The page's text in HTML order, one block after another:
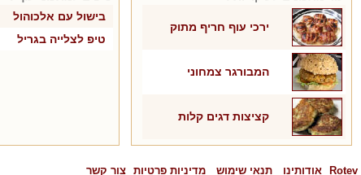
ירכי עוף חריף מתוק
המבורגר צמחוני
קציצות דגים קלות
בישול עם אלכוהול
טיפ לצלייה בגריל
אודותינו תנאי שימוש מדיניות פרטיות צור קשר